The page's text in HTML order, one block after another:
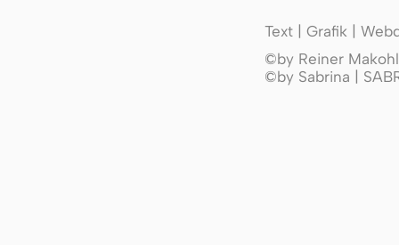
Text | Grafik |
©by Reiner
©by Sabrina |